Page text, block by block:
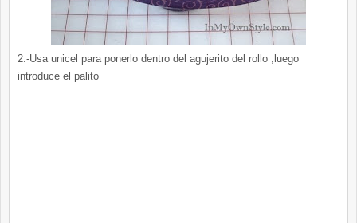
2.-Usa unicel para ponerlo dentro del agujerito del rollo ,luego
introduce el palito